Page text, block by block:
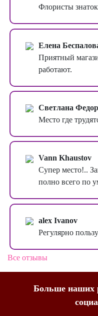
Флористы
Елена
Приятный
работают.
Светлана
Место где
Vann Khaustov
Супер место!..
полно всего по
alex Ivanov
Регулярно
Все отзывы
Больше наших